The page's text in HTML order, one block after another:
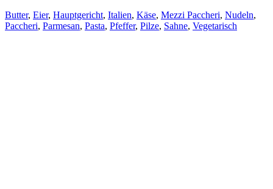
Butter, Eier, Hauptgericht, Italien, Käse, Mezzi Paccheri, Nudeln,
Paccheri, Parmesan, Pasta, Pfeffer, Pilze, Sahne, Vegetarisch